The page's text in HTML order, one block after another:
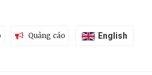
Quảng cáo English